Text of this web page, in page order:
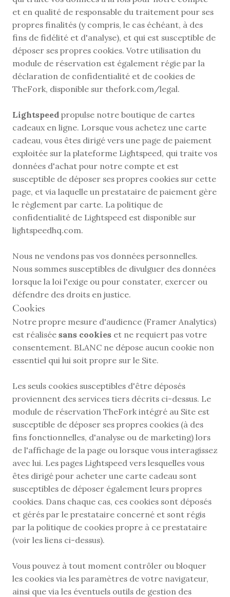
et en qualité de responsable du traitement pour ses
propres finalités (y compris, le cas échéant, à des
fins de fidélité et d'analyse), et qui est susceptible de
déposer ses propres cookies. Votre utilisation du
module de réservation est également régie par la
déclaration de confidentialité et de cookies de
TheFork, disponible sur thefork.com/legal.
Lightspeed propulse notre boutique de cartes
cadeaux en ligne. Lorsque vous achetez une carte
cadeau, vous êtes dirigé vers une page de paiement
exploitée sur la plateforme Lightspeed, qui traite vos
données d'achat pour notre compte et est
susceptible de déposer ses propres cookies sur cette
page, et via laquelle un prestataire de paiement gère
le règlement par carte. La politique de
confidentialité de Lightspeed est disponible sur
lightspeedhq.com.
Nous ne vendons pas vos données personnelles.
Nous sommes susceptibles de divulguer des données
lorsque la loi l'exige ou pour constater, exercer ou
défendre des droits en justice.
Cookies
Notre propre mesure d'audience (Framer Analytics)
est réalisée sans cookies et ne requiert pas votre
consentement. BLANC ne dépose aucun cookie non
essentiel qui lui soit propre sur le Site.
Les seuls cookies susceptibles d'être déposés
proviennent des services tiers décrits ci-dessus. Le
module de réservation TheFork intégré au Site est
susceptible de déposer ses propres cookies (à des
fins fonctionnelles, d'analyse ou de marketing) lors
de l'affichage de la page ou lorsque vous interagissez
avec lui. Les pages Lightspeed vers lesquelles vous
êtes dirigé pour acheter une carte cadeau sont
susceptibles de déposer également leurs propres
cookies. Dans chaque cas, ces cookies sont déposés
et gérés par le prestataire concerné et sont régis
par la politique de cookies propre à ce prestataire
(voir les liens ci-dessus).
Vous pouvez à tout moment contrôler ou bloquer
les cookies via les paramètres de votre navigateur,
ainsi que via les éventuels outils de gestion des